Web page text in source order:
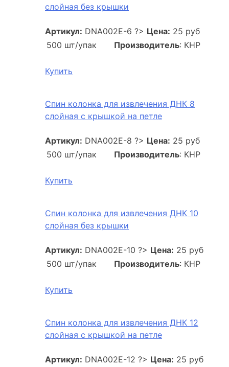
слойная без крышки
Артикул: DNA002E-6 ?> Цена: 25 руб
500 шт/упак
Производитель: КНР
Купить
Спин колонка для извлечения ДНК 8
слойная с крышкой на петле
Артикул: DNA002E-8 ?> Цена: 25 руб
500 шт/упак
Производитель: КНР
Купить
Спин колонка для извлечения ДНК 10
слойная без крышки
Артикул: DNA002E-10 ?> Цена: 25 руб
500 шт/упак
Производитель: КНР
Купить
Спин колонка для извлечения ДНК 12
слойная с крышкой на петле
Артикул: DNA002E-12 ?> Цена: 25 руб